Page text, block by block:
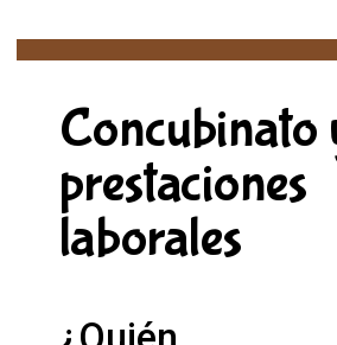
Concubinato
prestaciones
laborales